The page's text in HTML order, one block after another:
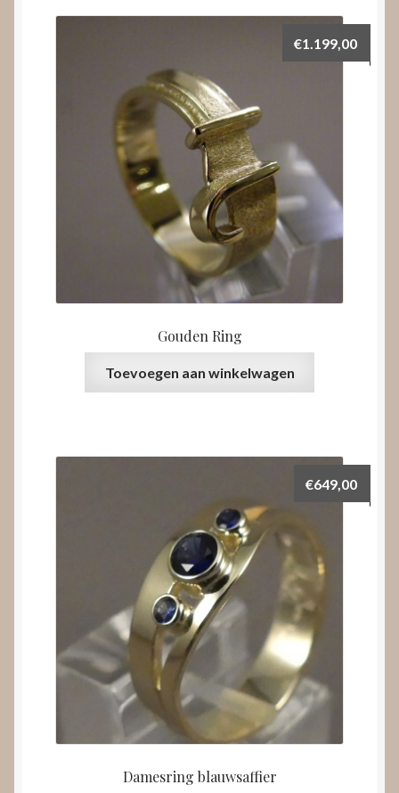
Gouden Ring
€1.199,00
Toevoegen aan winkelwagen
Damesring blauwsaffier
€649,00